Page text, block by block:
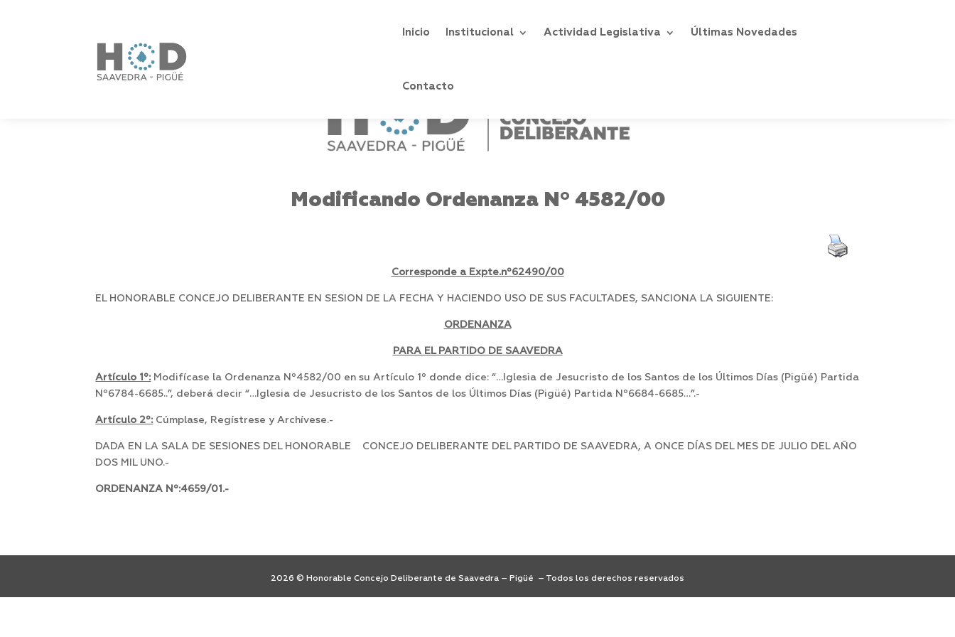
Inicio Institucional Actividad Legislativa Últimas Novedades
Contacto
Modificando Ordenanza Nº 4582/00
Corresponde a Expte.nº62490/00
EL HONORABLE CONCEJO DELIBERANTE EN SESION DE LA FECHA Y HACIENDO USO DE SUS FACULTADES, SANCIONA LA SIGUIENTE:
ORDENANZA
PARA EL PARTIDO DE SAAVEDRA
Artículo 1º: Modifícase la Ordenanza Nº4582/00 en su Artículo 1º donde dice: “…Iglesia de Jesucristo de los Santos de los Últimos Días (Pigüé) Partida
Nº6784-6685..”, deberá decir “…Iglesia de Jesucristo de los Santos de los Últimos Días (Pigüé) Partida Nº6684-6685…”.-
Artículo 2º: Cúmplase, Regístrese y Archívese.-
DADA EN LA SALA DE SESIONES DEL HONORABLE CONCEJO DELIBERANTE DEL PARTIDO DE SAAVEDRA, A ONCE DÍAS DEL MES DE JULIO DEL AÑO
DOS MIL UNO.-
ORDENANZA Nº:4659/01.-
2026 © Honorable Concejo Deliberante de Saavedra – Pigüé – Todos los derechos reservados